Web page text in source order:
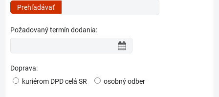
Požadovaný termín dodania:
Doprava:
kuriérom DPD celá SR
osobný odber